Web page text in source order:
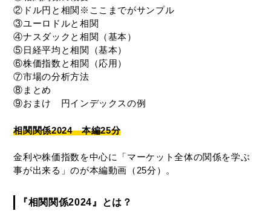
②ドル円と相関※ここまでがサンプル
③ユーロドルと相関
④ナスダックと相関（基本）
⑤日経平均と相関（基本）
⑥株価指数と相関（応用）
⑦市場の分析方法
⑧まとめ
⑨おまけ 円インデックスの例
相関関係2024 本編25分
金利や株価指数を中心に「マーケット全体の関係を学ぶ
事が出来る」のが本編動画（25分）。
『相関関係2024』とは？